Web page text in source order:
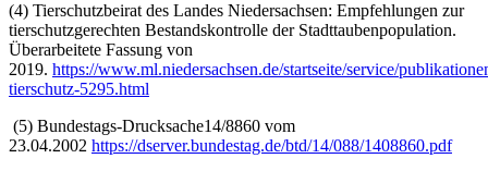
(4) Tierschutzbeirat des Landes Niedersachsen: Empfehlungen zur
tierschutzgerechten Bestandskontrolle der Stadttaubenpopulation.
Überarbeitete Fassung von
2019. https://www.ml.niedersachsen.de/startseite/service/
tierschutz-5295.html
(5) Bundestags-Drucksache14/8860 vom
23.04.2002 https://dserver.bundestag.de/btd/14/088/1408860.pdf